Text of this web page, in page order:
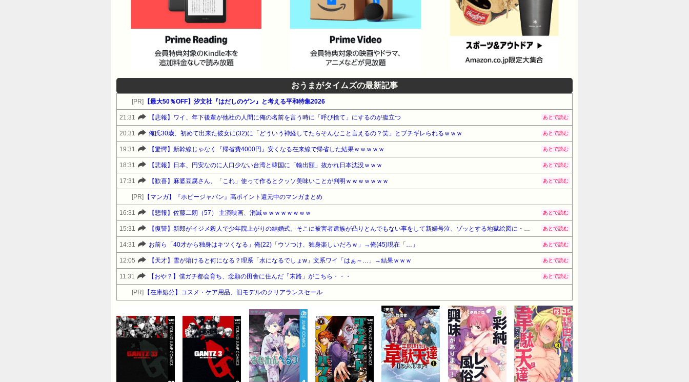
おうまがタイムズの最新記事
[PR] 【最大50％OFF】汐文社『はだしのゲン』と考える平和特集2026
21:31 【悲報】ワイ、年下後輩が他社の人間に俺の名前を言う時に「呼び捨て」にするのが腹立つ あとで読む
20:31 俺氏30歳、初めて出来た彼女に(32)に「どういう神経してたらそんなこと言えるの？笑」とブチギレられるｗｗｗ あとで読む
19:31 【驚愕】新幹線じゃなく『帰省費4000円』安くなる在来線で帰省した結果ｗｗｗｗｗ あとで読む
18:31 【悲報】日本、円安なのに人口少ない台湾と韓国に「輸出額」抜かれ日本沈没ｗｗｗ あとで読む
17:31 【歓喜】麻婆豆腐さん、「これ」使って作るとクッソ美味いことが判明ｗｗｗｗｗｗｗ あとで読む
[PR] 【マンガ】『ホビージャパン』高ポイント還元中のマンガまとめ
16:31 【悲報】佐藤二朗（57） 主演映画、消滅ｗｗｗｗｗｗｗｗ あとで読む
15:31 【復讐】新郎がイジメ殺人で少年院上がりの結婚式。そこに被害者遺族が凸りとんでもない事をして新婦号泣、ゾッとする地獄絵図に・・・ あとで読む
14:31 お前ら「40才から独身はキツくなる」俺(22)「ウソつけ、独身楽しいだろｗ」→俺(45)現在「…」 あとで読む
12:05 【天才】雪が溶けると何になる？理系「水になるでしょw」文系ワイ「はぁ～…」→結果ｗｗｗ あとで読む
11:31 【おや？】僕ガチ都会育ち、念願の田舎に住んだ「末路」がこちら・・・ あとで読む
[PR] 【在庫処分】コスメ・ケア用品、旧モデルのクリアランスセール